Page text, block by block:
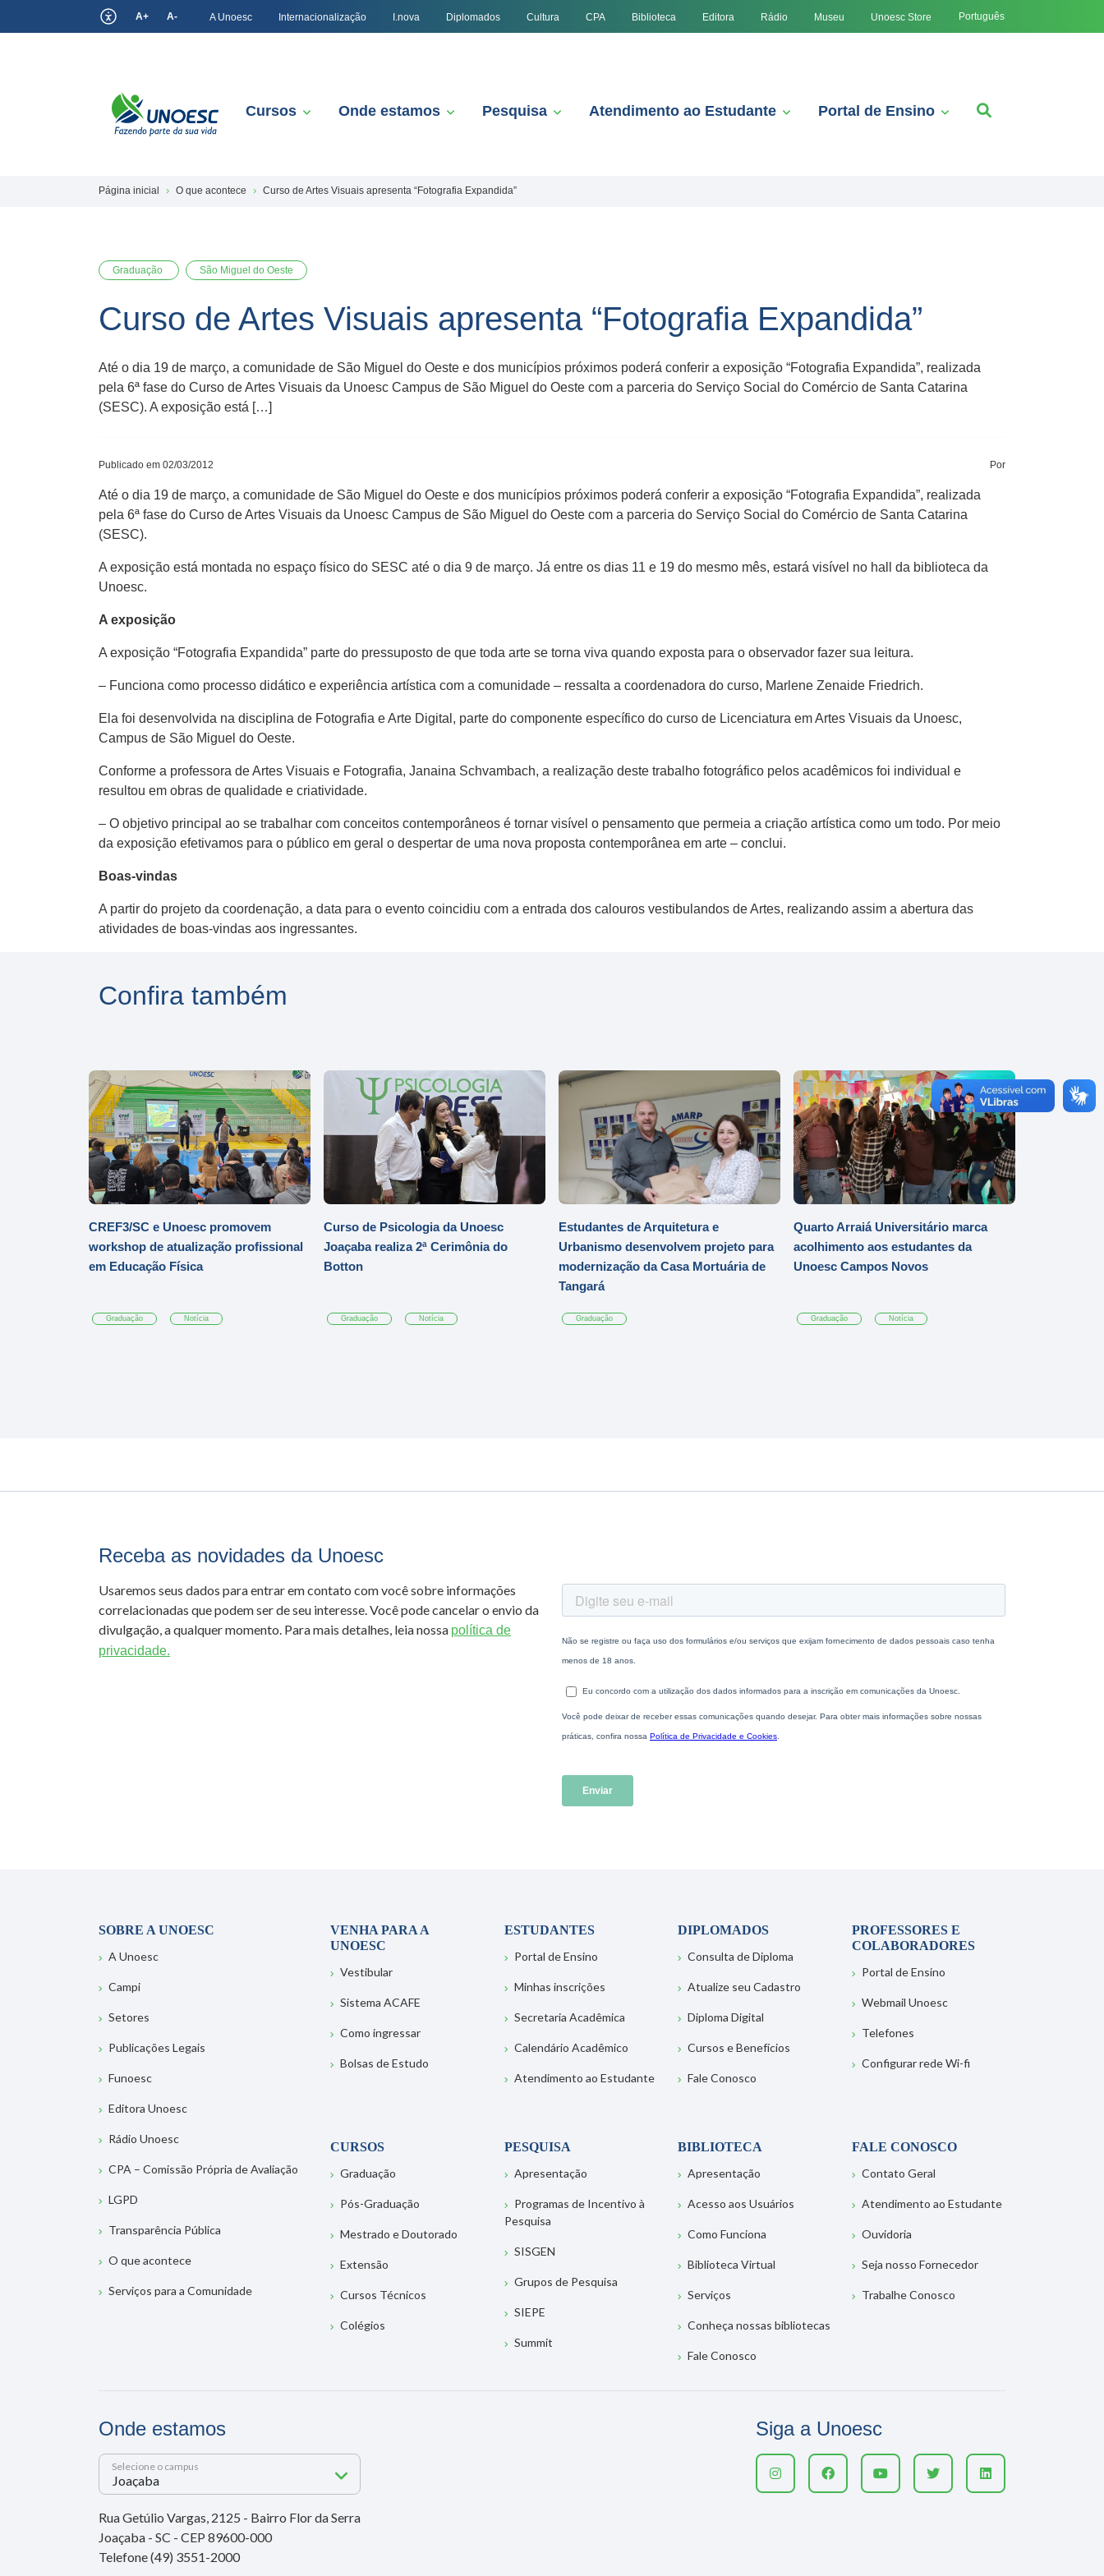
A+ A- A Unoesc Internacionalização I.nova Diplomados Cultura CPA Biblioteca Editora Rádio Museu Unoesc Store Português
Cursos Onde estamos Pesquisa Atendimento ao Estudante Portal de Ensino
Página inicial O que acontece Curso de Artes Visuais apresenta “Fotografia Expandida”
Graduação São Miguel do Oeste
Curso de Artes Visuais apresenta “Fotografia Expandida”
Até o dia 19 de março, a comunidade de São Miguel do Oeste e dos municípios próximos poderá conferir a exposição “Fotografia Expandida”, realizada
pela 6ª fase do Curso de Artes Visuais da Unoesc Campus de São Miguel do Oeste com a parceria do Serviço Social do Comércio de Santa Catarina
(SESC). A exposição está […]
Publicado em 02/03/2012 Por
Até o dia 19 de março, a comunidade de São Miguel do Oeste e dos municípios próximos poderá conferir a exposição “Fotografia Expandida”, realizada
pela 6ª fase do Curso de Artes Visuais da Unoesc Campus de São Miguel do Oeste com a parceria do Serviço Social do Comércio de Santa Catarina
(SESC).
A exposição está montada no espaço físico do SESC até o dia 9 de março. Já entre os dias 11 e 19 do mesmo mês, estará visível no hall da biblioteca da
Unoesc.
A exposição
A exposição “Fotografia Expandida” parte do pressuposto de que toda arte se torna viva quando exposta para o observador fazer sua leitura.
­– Funciona como processo didático e experiência artística com a comunidade – ressalta a coordenadora do curso, Marlene Zenaide Friedrich.
Ela foi desenvolvida na disciplina de Fotografia e Arte Digital, parte do componente específico do curso de Licenciatura em Artes Visuais da Unoesc,
Campus de São Miguel do Oeste.
Conforme a professora de Artes Visuais e Fotografia, Janaina Schvambach, a realização deste trabalho fotográfico pelos acadêmicos foi individual e
resultou em obras de qualidade e criatividade.
– O objetivo principal ao se trabalhar com conceitos contemporâneos é tornar visível o pensamento que permeia a criação artística como um todo. Por meio
da exposição efetivamos para o público em geral o despertar de uma nova proposta contemporânea em arte – conclui.
Boas-vindas
A partir do projeto da coordenação, a data para o evento coincidiu com a entrada dos calouros vestibulandos de Artes, realizando assim a abertura das
atividades de boas-vindas aos ingressantes.
Confira também
CREF3/SC e Unoesc promovem
workshop de atualização profissional
em Educação Física
Graduação Notícia
Curso de Psicologia da Unoesc
Joaçaba realiza 2ª Cerimônia do
Botton
Graduação Notícia
Estudantes de Arquitetura e
Urbanismo desenvolvem projeto para
modernização da Casa Mortuária de
Tangará
Graduação
Quarto Arraiá Universitário marca
acolhimento aos estudantes da
Unoesc Campos Novos
Graduação Notícia
Receba as novidades da Unoesc
Usaremos seus dados para entrar em contato com você sobre informações
correlacionadas que podem ser de seu interesse. Você pode cancelar o envio da
divulgação, a qualquer momento. Para mais detalhes, leia nossa política de
privacidade.
SOBRE A UNOESC
A Unoesc
Campi
Setores
Publicações Legais
Funoesc
Editora Unoesc
Rádio Unoesc
CPA – Comissão Própria de Avaliação
LGPD
Transparência Pública
O que acontece
Serviços para a Comunidade
VENHA PARA A
UNOESC
Vestibular
Sistema ACAFE
Como ingressar
Bolsas de Estudo
ESTUDANTES
Portal de Ensino
Minhas inscrições
Secretaria Acadêmica
Calendário Acadêmico
Atendimento ao Estudante
DIPLOMADOS
Consulta de Diploma
Atualize seu Cadastro
Diploma Digital
Cursos e Benefícios
Fale Conosco
PROFESSORES E
COLABORADORES
Portal de Ensino
Webmail Unoesc
Telefones
Configurar rede Wi-fi
CURSOS
Graduação
Pós-Graduação
Mestrado e Doutorado
Extensão
Cursos Técnicos
Colégios
PESQUISA
Apresentação
Programas de Incentivo à
Pesquisa
SISGEN
Grupos de Pesquisa
SIEPE
Summit
BIBLIOTECA
Apresentação
Acesso aos Usuários
Como Funciona
Biblioteca Virtual
Serviços
Conheça nossas bibliotecas
Fale Conosco
FALE CONOSCO
Contato Geral
Atendimento ao Estudante
Ouvidoria
Seja nosso Fornecedor
Trabalhe Conosco
Onde estamos
Selecione o campus
Rua Getúlio Vargas, 2125 - Bairro Flor da Serra
Joaçaba - SC - CEP 89600-000
Telefone (49) 3551-2000
Siga a Unoesc